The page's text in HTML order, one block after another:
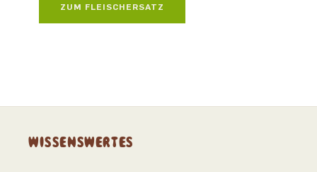
ZUM FLEISCHERSATZ
WISSENSWERTES